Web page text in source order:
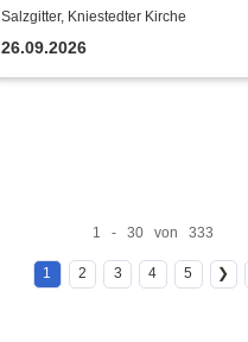
Salzgitter, Kniestedter Kirche
26.09.2026
1 - 30 von 333
1 2 3 4 5 ❯